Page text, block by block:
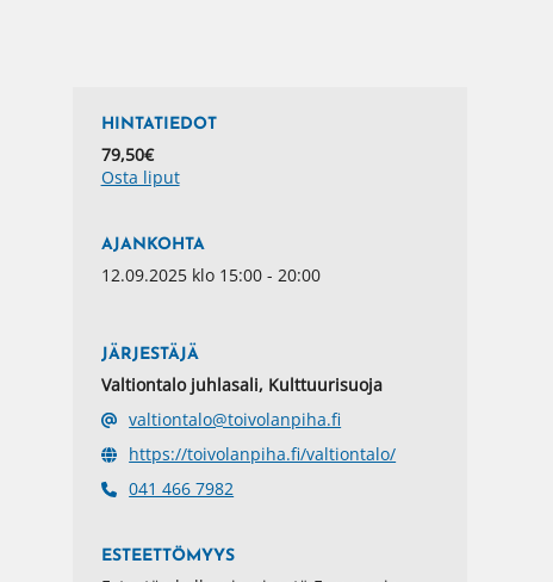
HINTATIEDOT
79,50€
Osta liput
AJANKOHTA
12.09.2025 klo 15:00 - 20:00
JÄRJESTÄJÄ
Valtiontalo juhlasali, Kulttuurisuoja
valtiontalo@toivolanpiha.fi
https://toivolanpiha.fi/valtiontalo/
041 466 7982
ESTEETTÖMYYS